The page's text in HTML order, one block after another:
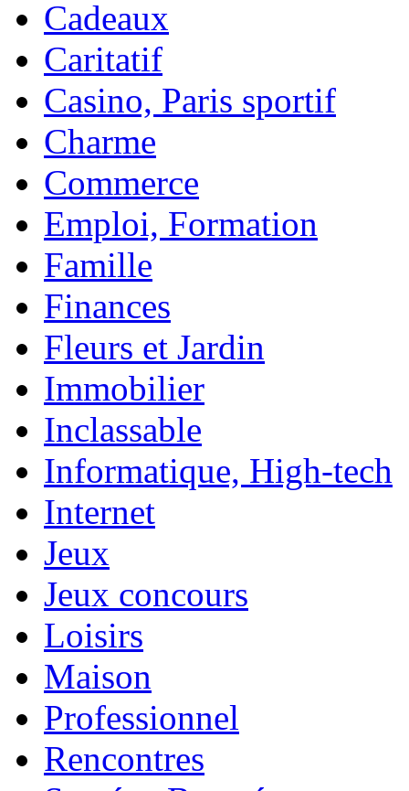
Cadeaux
Caritatif
Casino, Paris sportif
Charme
Commerce
Emploi, Formation
Famille
Finances
Fleurs et Jardin
Immobilier
Inclassable
Informatique, High-tech
Internet
Jeux
Jeux concours
Loisirs
Maison
Professionnel
Rencontres